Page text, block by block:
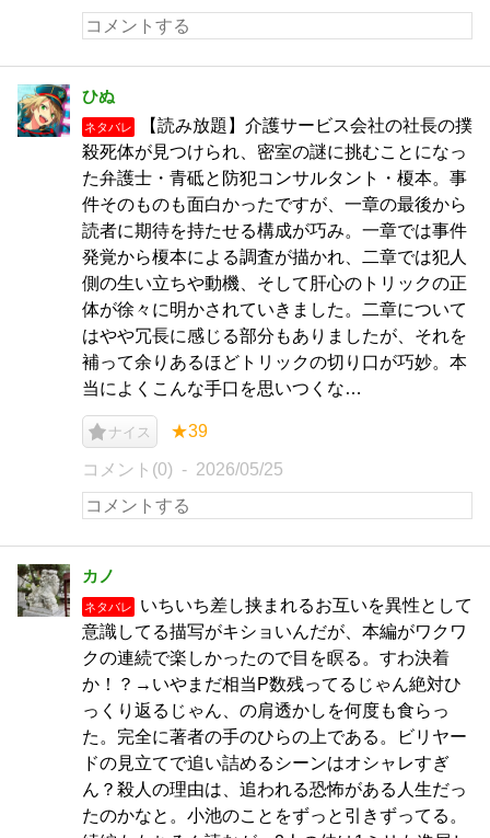
ひぬ
ネタバレ
【読み放題】介護サービス会社の社長の撲
殺死体が見つけられ、密室の謎に挑むことになっ
た弁護士・青砥と防犯コンサルタント・榎本。事
件そのものも面白かったですが、一章の最後から
読者に期待を持たせる構成が巧み。一章では事件
発覚から榎本による調査が描かれ、二章では犯人
側の生い立ちや動機、そして肝心のトリックの正
体が徐々に明かされていきました。二章について
はやや冗長に感じる部分もありましたが、それを
補って余りあるほどトリックの切り口が巧妙。本
当によくこんな手口を思いつくな…
ナイス ★39
コメント(0) 2026/05/25
カノ
ネタバレ
いちいち差し挟まれるお互いを異性として
意識してる描写がキショいんだが、本編がワクワ
クの連続で楽しかったので目を瞑る。すわ決着
か！？→いやまだ相当P数残ってるじゃん絶対ひ
っくり返るじゃん、の肩透かしを何度も食らっ
た。完全に著者の手のひらの上である。ビリヤー
ドの見立てで追い詰めるシーンはオシャレすぎ
ん？殺人の理由は、追われる恐怖がある人生だっ
たのかなと。小池のことをずっと引きずってる。